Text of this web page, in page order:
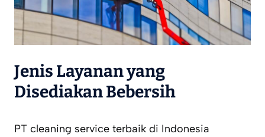
Jenis Layanan yang
Disediakan Bebersih
PT cleaning service terbaik di Indonesia